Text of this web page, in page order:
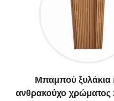
Μπαμπού ξυλάκια
ανθρακούχο χρώματος